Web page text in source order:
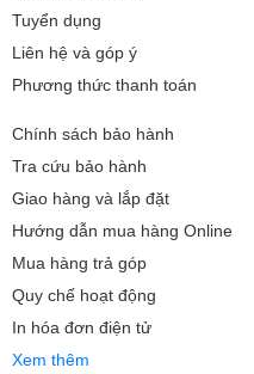
Tuyển dụng
Liên hệ và góp ý
Phương thức thanh toán
Chính sách bảo hành
Tra cứu bảo hành
Giao hàng và lắp đặt
Hướng dẫn mua hàng Online
Mua hàng trả góp
Quy chế hoạt động
In hóa đơn điện tử
Xem thêm